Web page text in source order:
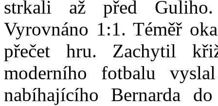
strkali až před Guliho.
Vyrovnáno 1:1. Téměř
přečet hru. Zachytil
moderního fotbalu
nabíhajícího Bernarda